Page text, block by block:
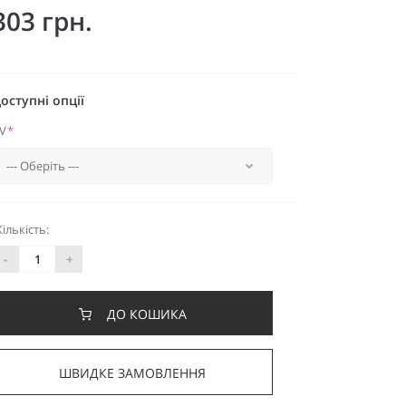
грн.
опції
*
-
+
ДО КОШИКА
ШВИДКЕ ЗАМОВЛЕННЯ